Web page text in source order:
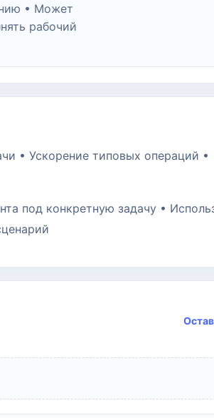
• Может
рабочий
• Ускорение типовых операций •
под конкретную задачу •